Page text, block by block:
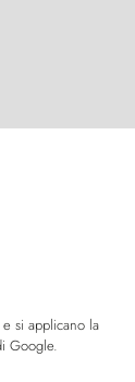
si applicano la
Google.